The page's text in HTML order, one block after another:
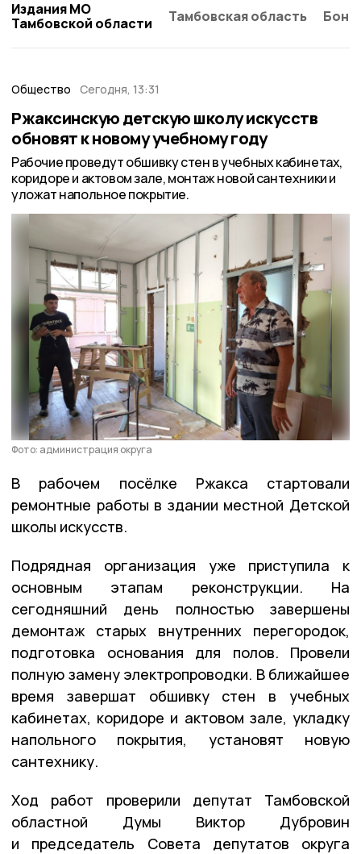
Издания МО
Тамбовской области
Тамбовская область
Общество Сегодня, 13:31
Ржаксинскую детскую школу искусств
обновят к новому учебному году
Рабочие проведут обшивку стен в учебных кабинетах,
коридоре и актовом зале, монтаж новой сантехники и
уложат напольное покрытие.
Фото: администрация округа
В рабочем посёлке Ржакса стартовали
ремонтные работы в здании местной Детской
школы искусств.
Подрядная организация уже приступила к
основным этапам реконструкции. На
сегодняшний день полностью завершены
демонтаж старых внутренних перегородок,
подготовка основания для полов. Провели
полную замену электропроводки. В ближайшее
время завершат обшивку стен в учебных
кабинетах, коридоре и актовом зале, укладку
напольного покрытия, установят новую
сантехнику.
Ход работ проверили депутат Тамбовской
областной Думы Виктор Дубровин
и председатель Совета депутатов округа